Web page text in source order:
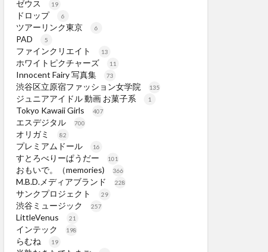
ゼウス 19
ドロップ 6
ツアーリンク東京 6
PAD 5
ファインクリエイト 13
ホワイトピクチャーズ 11
Innocent Fairy 写真集 73
渋谷区立原宿ファッション女学院 135
ジュニアアイドル 動画 お菓子系 1
Tokyo Kawaii Girls 407
エスデジタル 700
オリガミ 82
プレミアムドール 16
すとろべりーぱうだー 101
おもいで。（memories) 366
M.B.D.メディアブランド 228
サンクプロジェクト 29
渋谷ミュージック 257
LittleVenus 21
インテック 198
らむね 19